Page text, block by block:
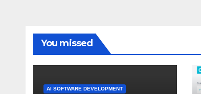
You missed
AI SOFTWARE DEVELOPMENT